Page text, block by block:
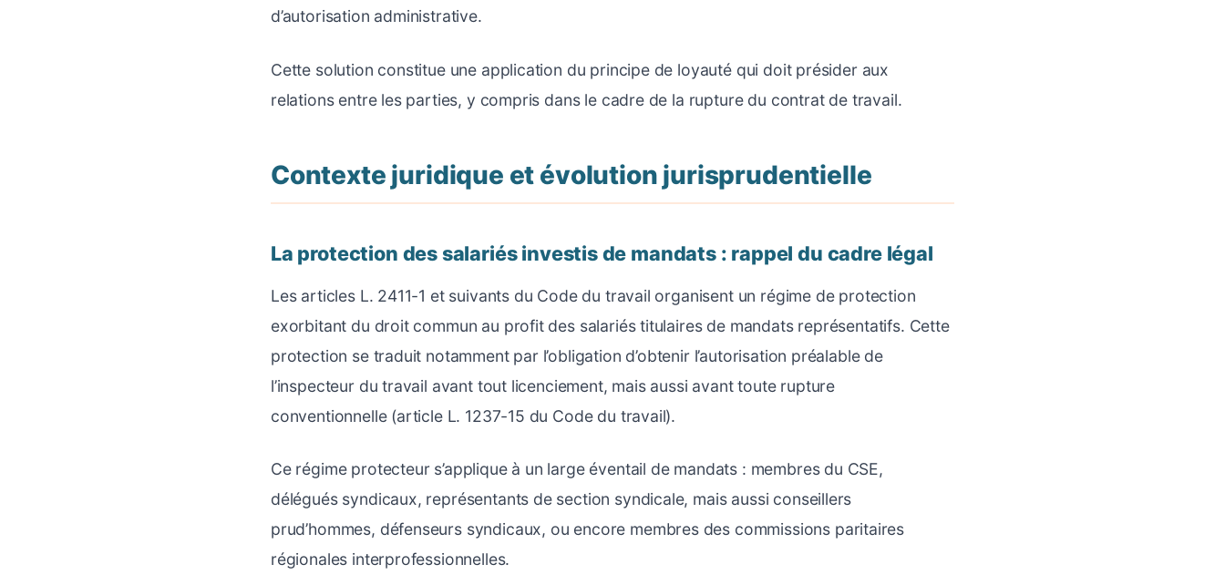
d’autorisation administrative.
Cette solution constitue une application du principe de loyauté qui doit présider aux
relations entre les parties, y compris dans le cadre de la rupture du contrat de travail.
Contexte juridique et évolution jurisprudentielle
La protection des salariés investis de mandats : rappel du cadre légal
Les articles L. 2411-1 et suivants du Code du travail organisent un régime de protection
exorbitant du droit commun au profit des salariés titulaires de mandats représentatifs. Cette
protection se traduit notamment par l’obligation d’obtenir l’autorisation préalable de
l’inspecteur du travail avant tout licenciement, mais aussi avant toute rupture
conventionnelle (article L. 1237-15 du Code du travail).
Ce régime protecteur s’applique à un large éventail de mandats : membres du CSE,
délégués syndicaux, représentants de section syndicale, mais aussi conseillers
prud’hommes, défenseurs syndicaux, ou encore membres des commissions paritaires
régionales interprofessionnelles.